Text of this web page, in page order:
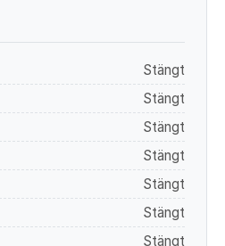
Stängt
Stängt
Stängt
Stängt
Stängt
Stängt
Stängt